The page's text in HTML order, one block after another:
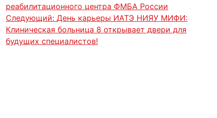
реабилитационного центра ФМБА России
Следующий: День карьеры ИАТЭ НИЯУ МИФИ:
Клиническая больница 8 открывает двери для
будущих специалистов!